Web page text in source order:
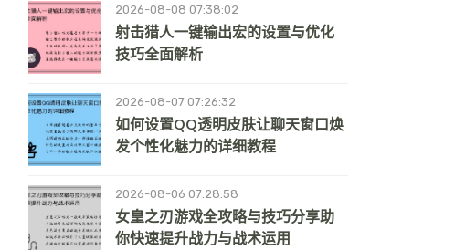
2026-08-08 07:38:02
射击猎人一键输出宏的设置与优化
技巧全面解析
2026-08-07 07:26:32
如何设置QQ透明皮肤让聊天窗口焕
发个性化魅力的详细教程
2026-08-06 07:28:58
女皇之刃游戏全攻略与技巧分享助
你快速提升战力与战术运用